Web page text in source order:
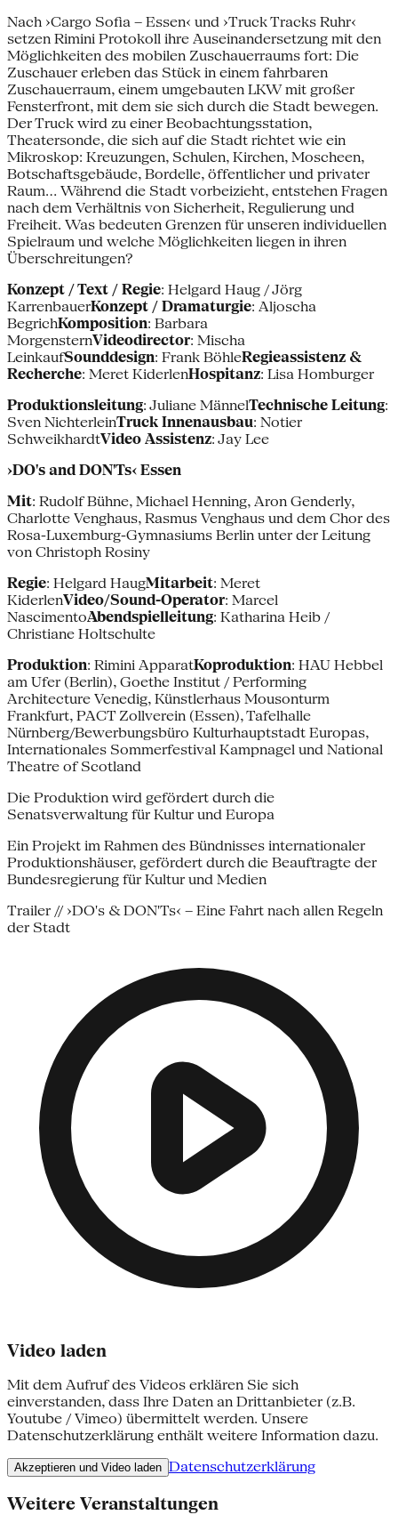
Nach ›Cargo Sofia – Essen‹ und ›Truck Tracks Ruhr‹
setzen Rimini Protokoll ihre Auseinandersetzung mit den
Möglichkeiten des mobilen Zuschauerraums fort: Die
Zuschauer erleben das Stück in einem fahrbaren
Zuschauerraum, einem umgebauten LKW mit großer
Fensterfront, mit dem sie sich durch die Stadt bewegen.
Der Truck wird zu einer Beobachtungsstation,
Theatersonde, die sich auf die Stadt richtet wie ein
Mikroskop: Kreuzungen, Schulen, Kirchen, Moscheen,
Botschaftsgebäude, Bordelle, öffentlicher und privater
Raum… Während die Stadt vorbeizieht, entstehen Fragen
nach dem Verhältnis von Sicherheit, Regulierung und
Freiheit. Was bedeuten Grenzen für unseren individuellen
Spielraum und welche Möglichkeiten liegen in ihren
Überschreitungen?
Konzept / Text / Regie: Helgard Haug / Jörg
KarrenbauerKonzept / Dramaturgie: Aljoscha
BegrichKomposition: Barbara
MorgensternVideodirector: Mischa
LeinkaufSounddesign: Frank BöhleRegieassistenz &
Recherche: Meret KiderlenHospitanz: Lisa Homburger
Produktionsleitung: Juliane MännelTechnische Leitung:
Sven NichterleinTruck Innenausbau: Notier
SchweikhardtVideo Assistenz: Jay Lee
›DO's and DON'Ts‹ Essen
Mit: Rudolf Bühne, Michael Henning, Aron Genderly,
Charlotte Venghaus, Rasmus Venghaus und dem Chor des
Rosa-Luxemburg-Gymnasiums Berlin unter der Leitung
von Christoph Rosiny
Regie: Helgard HaugMitarbeit: Meret
KiderlenVideo/Sound-Operator: Marcel
NascimentoAbendspielleitung: Katharina Heib /
Christiane Holtschulte
Produktion: Rimini ApparatKoproduktion: HAU Hebbel
am Ufer (Berlin), Goethe Institut / Performing
Architecture Venedig, Künstlerhaus Mousonturm
Frankfurt, PACT Zollverein (Essen), Tafelhalle
Nürnberg/Bewerbungsbüro Kulturhauptstadt Europas,
Internationales Sommerfestival Kampnagel und National
Theatre of Scotland
Die Produktion wird gefördert durch die
Senatsverwaltung für Kultur und Europa
Ein Projekt im Rahmen des Bündnisses internationaler
Produktionshäuser, gefördert durch die Beauftragte der
Bundesregierung für Kultur und Medien
Trailer // ›DO's & DON'Ts‹ – Eine Fahrt nach allen Regeln
der Stadt
Video laden
Mit dem Aufruf des Videos erklären Sie sich
einverstanden, dass Ihre Daten an Drittanbieter (z.B.
Youtube / Vimeo) übermittelt werden. Unsere
Datenschutzerklärung enthält weitere Information dazu.
Akzeptieren und Video laden Datenschutzerklärung
Weitere Veranstaltungen